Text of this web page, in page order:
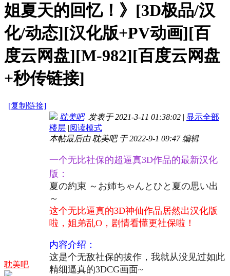
姐夏天的回忆！》[3D极品/汉
化/动态][汉化版+PV动画][百
度云网盘][M-982][百度云网盘
+秒传链接]
[复制链接]
耽美吧
耽美吧发表于 2021-3-11 01:38:02 | 显示全部
楼层 |阅读模式
本帖最后由 耽美吧 于 2022-9-1 09:47 编辑
一个无比社保的超逼真3D作品的最新汉化
版：
夏の約束 ～お姉ちゃんとひと夏の思い出
～
这个无比逼真的3D神仙作品居然出汉化版
啦，姐弟乱O，剧情看懂更社保啦！
内容介绍：
这是个无敌社保的拔作，我就从没见过如此
精细逼真的3DCG画面~